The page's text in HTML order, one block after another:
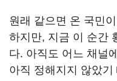
원래 같으면 온 국민
하지만, 지금 이 순간
다. 아직도 어느 채널
아직 정해지지 않았기